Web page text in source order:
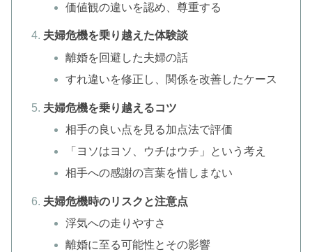
価値観の違いを認め、尊重する
夫婦危機を乗り越えた体験談
離婚を回避した夫婦の話
すれ違いを修正し、関係を改善したケース
夫婦危機を乗り越えるコツ
相手の良い点を見る加点法で評価
「ヨソはヨソ、ウチはウチ」という考え
相手への感謝の言葉を惜しまない
夫婦危機時のリスクと注意点
浮気への走りやすさ
離婚に至る可能性とその影響